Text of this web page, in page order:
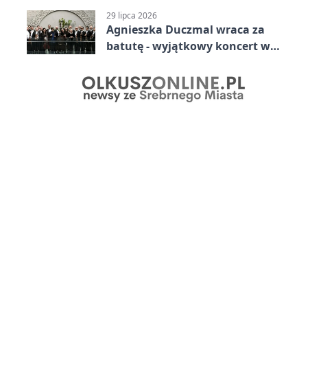
29 lipca 2026
Agnieszka Duczmal wraca za
batutę - wyjątkowy koncert w